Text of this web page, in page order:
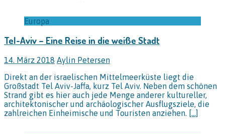
Europa
Tel-Aviv – Eine Reise in die weiße Stadt
14. März 2018 Aylin Petersen
Direkt an der israelischen Mittelmeerküste liegt die
Großstadt Tel Aviv-Jaffa, kurz Tel Aviv. Neben dem schönen
Strand gibt es hier auch jede Menge anderer kultureller,
architektonischer und archäologischer Ausflugsziele, die
zahlreichen Einheimische und Touristen anziehen. […]